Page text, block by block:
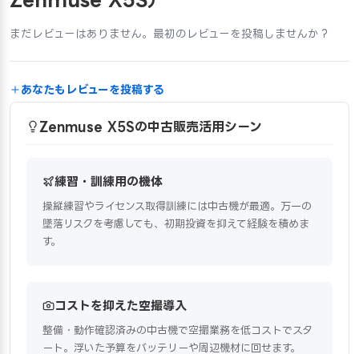
まだレビューはありません。最初のレビューを投稿しませんか？
あなたもレビューを投稿する
Zenmuse X5Sの中古販売活用シーン
練習・訓練用の機体
操縦練習やライセンス取得訓練には中古機が最適。万一の
墜落リスクを考慮しても、初期投資を抑えて経験を積めま
す。
コストを抑えた空撮導入
整備・動作確認済みの中古機で空撮業務を低コストでスタ
ート。浮いた予算をバッテリーや周辺機材に回せます。